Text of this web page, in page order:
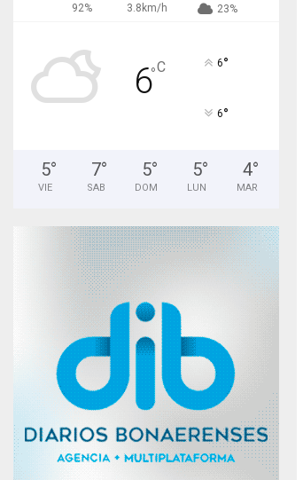
92% 3.8km/h 23%
6°C 6°
6°
5°
VIE
7°
SAB
5°
DOM
5°
LUN
4°
MAR